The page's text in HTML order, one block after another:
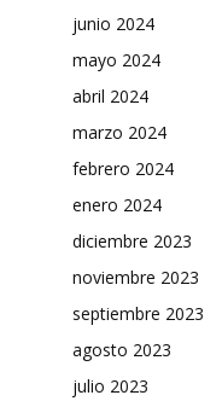
junio 2024
mayo 2024
abril 2024
marzo 2024
febrero 2024
enero 2024
diciembre 2023
noviembre 2023
septiembre 2023
agosto 2023
julio 2023